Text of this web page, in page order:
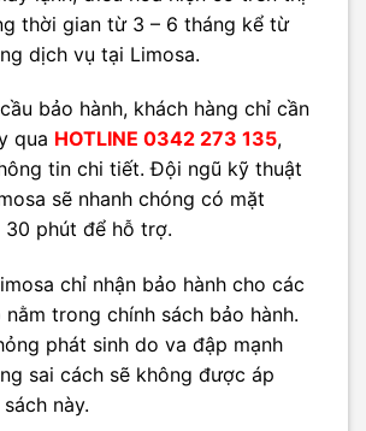
thời gian từ 3 – 6 tháng kể từ
dịch vụ tại Limosa.
bảo hành, khách hàng chỉ cần
qua HOTLINE 0342 273 135,
tin chi tiết. Đội ngũ kỹ thuật
sẽ nhanh chóng có mặt
phút để hỗ trợ.
chỉ nhận bảo hành cho các
trong chính sách bảo hành.
phát sinh do va đập mạnh
sai cách sẽ không được áp
này.